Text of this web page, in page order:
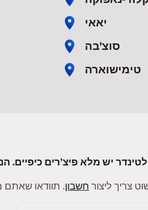
יאאי
סוצ'בה
טימישוארה
בטינדר לטובה פי אלף.
צריך ליצור חשבון